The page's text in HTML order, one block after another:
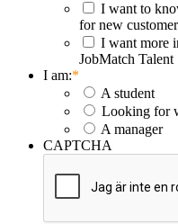
I want to
for new
I want more
JobMatch Talent
I am:*
A student
Looking for
A manager
CAPTCHA